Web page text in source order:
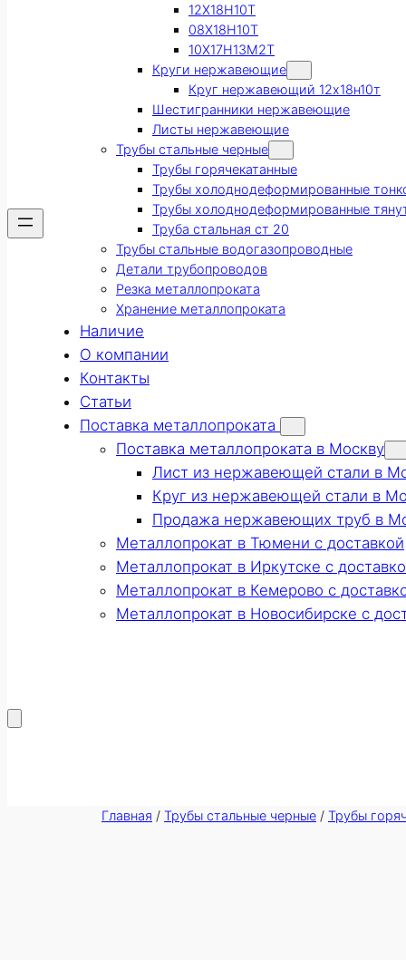
12Х18Н10Т
08Х18Н10Т
10Х17Н13М2Т
Круги нержавеющие
Круг нержавеющий 12х18н10т
Шестигранники нержавеющие
Листы нержавеющие
Трубы стальные черные
Трубы горячекатанные
Трубы холоднодеформированные
Трубы холоднодеформированные
Труба стальная ст 20
Трубы стальные водогазопроводные
Детали трубопроводов
Резка металлопроката
Хранение металлопроката
Наличие
О компании
Контакты
Статьи
Поставка металлопроката
Поставка металлопроката в Москву
Лист из нержавеющей стали в
Круг из нержавеющей стали в
Продажа нержавеющих труб в
Металлопрокат в Тюмени с доставкой
Металлопрокат в Иркутске с
Металлопрокат в Кемерово с
Металлопрокат в Новосибирске с
Главная / Трубы стальные черные / Трубы